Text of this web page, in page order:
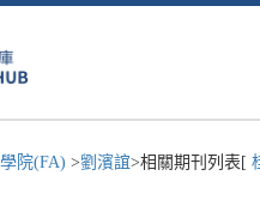
院(FA) >劉濱誼>相關期刊列表[